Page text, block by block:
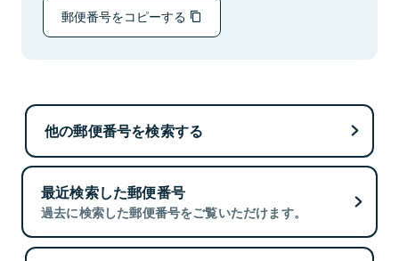
郵便番号をコピーする
他の郵便番号を検索する
最近検索した郵便番号
過去に検索した郵便番号をご覧いただけます。